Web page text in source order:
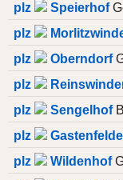
plz Speierhof
plz
plz
Oberndorf
plz
plz
Sengelhof
plz
plz
Wildenhof